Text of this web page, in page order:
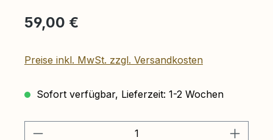
Regulärer Preis:
59,00 €
Preise inkl. MwSt. zzgl. Versandkosten
Sofort verfügbar, Lieferzeit: 1-2 Wochen
Produkt Anzahl: Gib den